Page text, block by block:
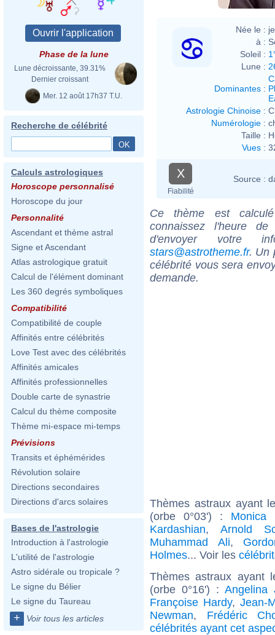
Phase de la lune
Lune décroissante, 39.31%
Dernier croissant
Mer. 12 août 17h37 T.U.
Recherche de célébrité
Calculs astrologiques
Horoscope personnalisé
Horoscope du jour
Personnalité
Ascendant et thème astral
Signe et Ascendant
Atlas astrologique gratuit
Calcul de l'élément dominant
Les 360 degrés symboliques
Compatibilité
Compatibilité de couple
Affinités entre célébrités
Love Test avec des célébrités
Affinités amicales
Affinités professionnelles
Double carte de synastrie
Calcul du thème composite
Thème mi-espace mi-temps
Prévisions
Transits et éphémérides
Révolution solaire
Directions secondaires
Directions d'arcs solaires
Bases de l'astrologie
Introduction à l'astrologie
L'utilité de l'astrologie
Astro sidérale ou tropicale ?
Le signe du Bélier
Le signe du Taureau
+ Voir tous les articles
Née le :
à :
Soleil :
Lune :
Dominantes :
Astrologie Chinoise :
Numérologie :
Taille :
Vues :
X
Fiabilité
Source :
Ce thème est
connaissez l'heure
d'envoyer votre
stars@astrotheme.fr. Un
célébrité vous sera
demande.
Thèmes astraux ayant
(orbe 0°03') : Monica
Kardashian, Arnold
Muhammad Ali,
Holmes... Voir les
Thèmes astraux ayant
(orbe 0°16') : Angelina
Françoise Hardy,Jean-
Newman, Frédéric
célébrités ayant cet